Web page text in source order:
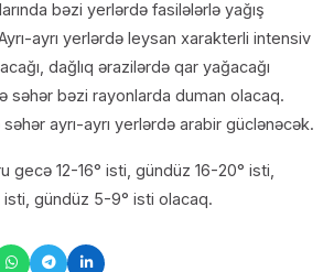
bəzi yerlərdə fasilələrlə yağış
ayrı yerlərdə leysan xarakterli intensiv
dağlıq ərazilərdə qar yağacağı
səhər bəzi rayonlarda duman olacaq.
ayrı-ayrı yerlərdə arabir güclənəcək.
gecə 12-16° isti, gündüz 16-20° isti,
gündüz 5-9° isti olacaq.